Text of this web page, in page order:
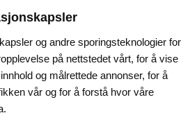
og andre sporingsteknologier for
på nettstedet vårt, for å vise
og målrettede annonser, for å
vår og for å forstå hvor våre